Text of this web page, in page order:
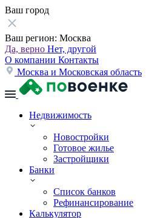
Ваш город
Ваш регион: Москва
Да, верно Нет, другой
О компании Контакты
Москва и Московская область
Недвижимость
Новостройки
Готовое жилье
Застройщики
Банки
Список банков
Рефинансирование
Калькулятор